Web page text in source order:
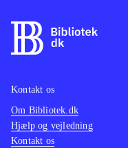
Kontakt os
Om Bibliotek.dk
Hjælp og vejledning
Kontakt os